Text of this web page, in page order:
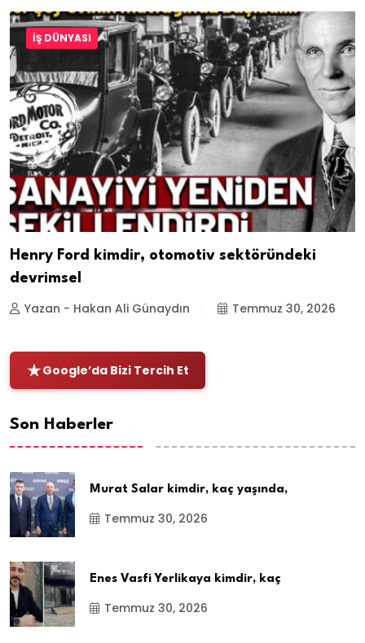
İŞ DÜNYASI
Henry Ford kimdir, otomotiv sektöründeki
devrimsel
Yazan - Hakan Ali Günaydın Temmuz 30, 2026
Google’da Bizi Tercih Et
Son Haberler
Murat Salar kimdir, kaç yaşında,
Temmuz 30, 2026
Enes Vasfi Yerlikaya kimdir, kaç
Temmuz 30, 2026